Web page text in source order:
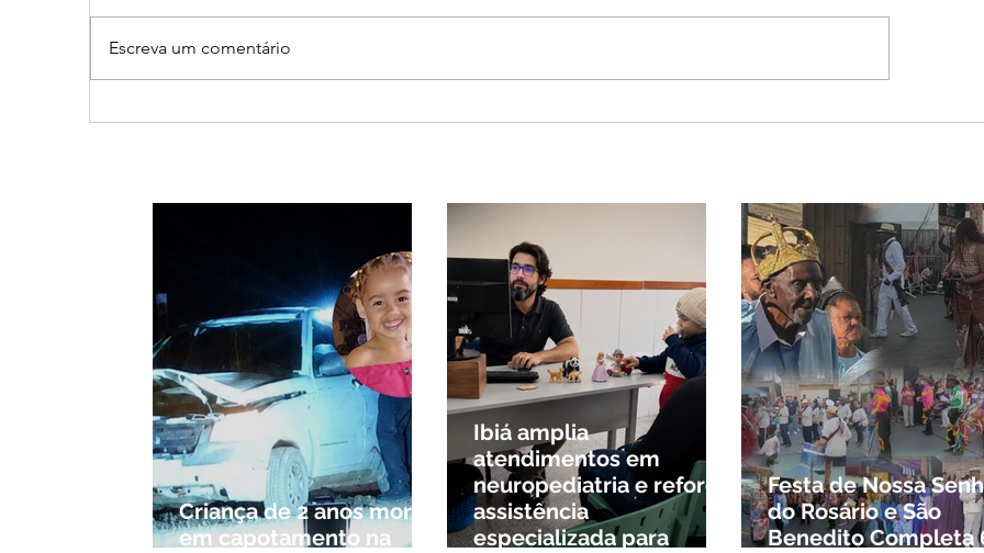
provocar rajadas de vento
mensagem divina, mas
Escreva um comentário
Criança de 2 anos morre
em capotamento na
Ibiá amplia
atendimentos em
neuropediatria e reforça
assistência
especializada para
Festa de Nossa
do Rosário e São
Benedito Completa